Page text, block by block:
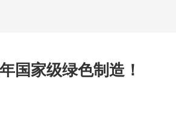
国家级绿色制造！